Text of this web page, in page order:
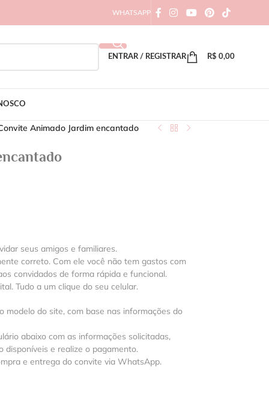
WHATSAPP
ENTRAR / REGISTRAR R$ 0,00
Animado Jardim encantado
seus amigos e familiares.
correto. Com ele você não tem gastos com
convidados de forma rápida e funcional.
Tudo a um clique do seu celular.
modelo do site, com base nas informações do
abaixo com as informações solicitadas,
disponíveis e realize o pagamento.
e entrega do convite via WhatsApp.